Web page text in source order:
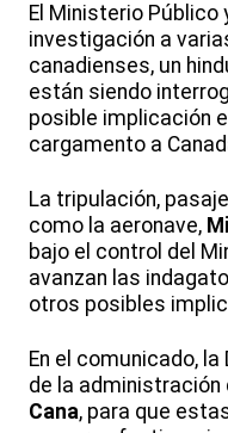
El Ministerio Público
investigación a
canadienses, un
están siendo
posible implicación
cargamento a
La tripulación,
como la aeronave,
bajo el control del
avanzan las
otros posibles
En el comunicado,
de la administración
Cana, para que